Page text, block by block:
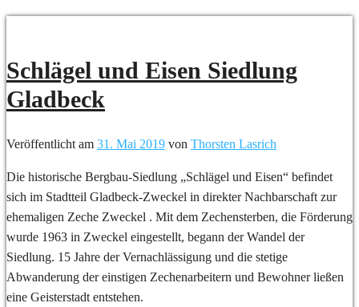
Schlägel und Eisen Siedlung
Gladbeck
Veröffentlicht am 31. Mai 2019 von Thorsten Lasrich
Die historische Bergbau-Siedlung „Schlägel und Eisen“ befindet
sich im Stadtteil Gladbeck-Zweckel in direkter Nachbarschaft zur
ehemaligen Zeche Zweckel . Mit dem Zechensterben, die Förderung
wurde 1963 in Zweckel eingestellt, begann der Wandel der
Siedlung. 15 Jahre der Vernachlässigung und die stetige
Abwanderung der einstigen Zechenarbeitern und Bewohner ließen
eine Geisterstadt entstehen.